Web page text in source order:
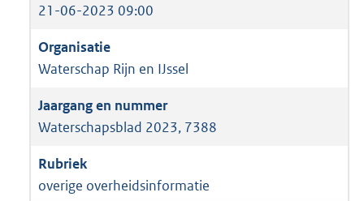
21-06-2023 09:00
Waterschap Rijn en IJssel
Waterschapsblad 2023, 7388
overige overheidsinformatie